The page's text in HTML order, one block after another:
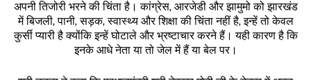
अपनी तिजोरी भरने की चिंता है। कांग्रेस, आरजेडी और झामुमो को झारखंड
में बिजली, पानी, सड़क, स्वास्थ्य और शिक्षा की चिंता नहीं है, इन्हें तो केवल
कुर्सी प्यारी है क्योंकि इन्हें घोटाले और भ्रष्टाचार करने हैं। यही कारण है कि
इनके आधे नेता या तो जेल में हैं या बेल पर।